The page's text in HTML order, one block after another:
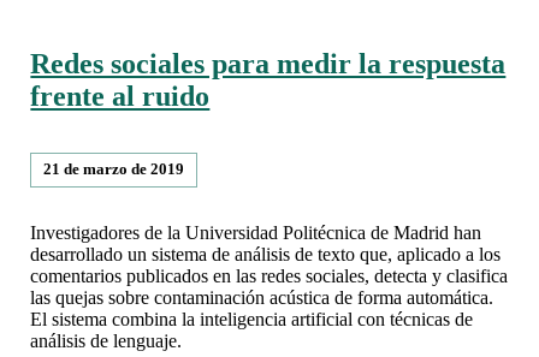
Redes sociales para medir la respuesta
frente al ruido
21 de marzo de 2019
Investigadores de la Universidad Politécnica de Madrid han
desarrollado un sistema de análisis de texto que, aplicado a los
comentarios publicados en las redes sociales, detecta y clasifica
las quejas sobre contaminación acústica de forma automática.
El sistema combina la inteligencia artificial con técnicas de
análisis de lenguaje.